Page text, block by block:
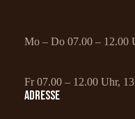
Mo – Do 07.00 – 12.00
Fr 07.00 – 12.00 Uhr,
ADRESSE